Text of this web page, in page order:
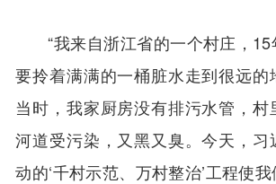
“我来自浙江省的一个村庄，
要拎着满满的一桶脏水走到很远的
当时，我家厨房没有排污水管，村
河道受污染，又黑又臭。今天，习
动的‘千村示范、万村整治’工程使